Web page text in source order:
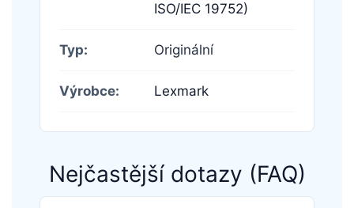
ISO/IEC 19752)
Typ: Originální
Výrobce: Lexmark
Nejčastější dotazy (FAQ)